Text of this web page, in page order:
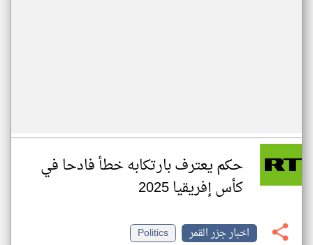
حكم يعترف بارتكابه خطأ فادحا في
كأس إفريقيا 2025
اخبار جزر القمر
Politics